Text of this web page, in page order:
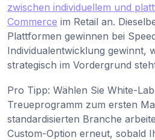
zwischen individuellem und
Commerce im Retail an.
Plattformen gewinnen bei
Individualentwicklung gewinnt,
strategisch im Vordergrund
Pro Tipp: Wählen Sie White-
Treueprogramm zum ersten
standardisierten Branche
Custom-Option erneut, sobald